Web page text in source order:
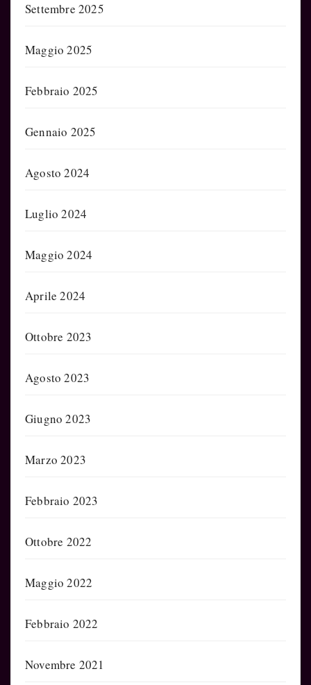
Settembre 2025
Maggio 2025
Febbraio 2025
Gennaio 2025
Agosto 2024
Luglio 2024
Maggio 2024
Aprile 2024
Ottobre 2023
Agosto 2023
Giugno 2023
Marzo 2023
Febbraio 2023
Ottobre 2022
Maggio 2022
Febbraio 2022
Novembre 2021